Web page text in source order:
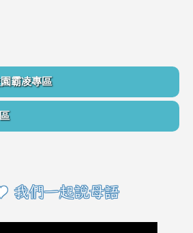
霸凌專區
我們一起說母語